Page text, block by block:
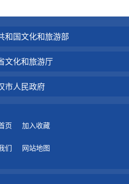
和国文化和旅游部
文化和旅游厅
市人民政府
页 加入收藏
们 网站地图